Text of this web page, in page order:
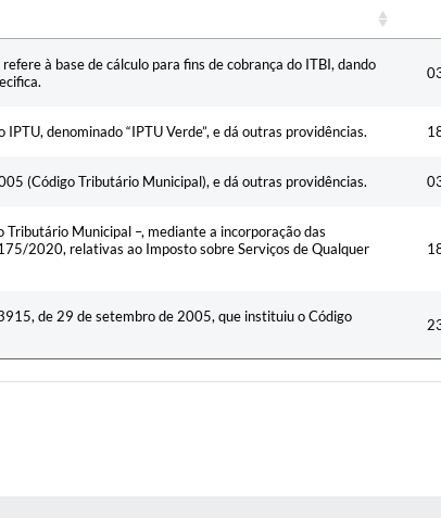
à base de cálculo para fins de cobrança do ITBI, dando
denominado “IPTU Verde”, e dá outras providências.
(Código Tributário Municipal), e dá outras providências.
Municipal –, mediante a incorporação das
2020, relativas ao Imposto sobre Serviços de Qualquer
de 29 de setembro de 2005, que instituiu o Código